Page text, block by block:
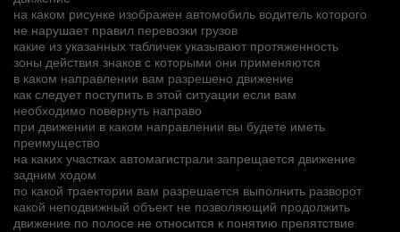
на каком рисунке изображен автомобиль водитель которого
не нарушает правил перевозки грузов
какие из указанных табличек указывают протяженность
зоны действия знаков с которыми они применяются
в каком направлении вам разрешено движение
как следует поступить в этой ситуации если вам
необходимо повернуть направо
при движении в каком направлении вы будете иметь
преимущество
на каких участках автомагистрали запрещается движение
задним ходом
по какой траектории вам разрешается выполнить разворот
какой неподвижный объект не позволяющий продолжить
движение по полосе не относится к понятию препятствие